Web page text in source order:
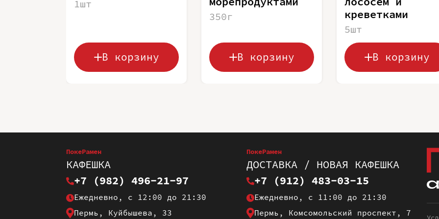
1шт
В корзину
350г
В корзину
креветками
5шт
В корзину
ПокеРамен
КАФЕШКА
+7 (982) 496-21-97
Ежедневно, с 12:00 до 21:30
Пермь, Куйбышева, 33
ПокеРамен
ДОСТАВКА / НОВАЯ КАФЕШКА
+7 (912) 483-03-15
Ежедневно, с 11:00 до 21:30
Пермь, Комсомольский проспект, 7